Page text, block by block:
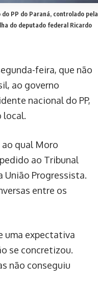
PP do Paraná, controlado pela
do deputado federal Ricardo
feira, que não
ao governo
nacional do PP,
local.
ao qual Moro
ao Tribunal
União Progressista.
entre os
uma expectativa
se concretizou.
não conseguiu